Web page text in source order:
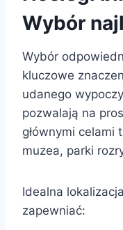
Wybór
Wybór
kluczowe
udanego
pozwalają na
głównymi celami
muzea, parki
Idealna
zapewniać: